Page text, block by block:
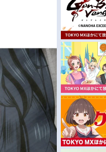
配信・Vtuber
今期アニメ曜日別一覧
春アニメ
夏アニメ